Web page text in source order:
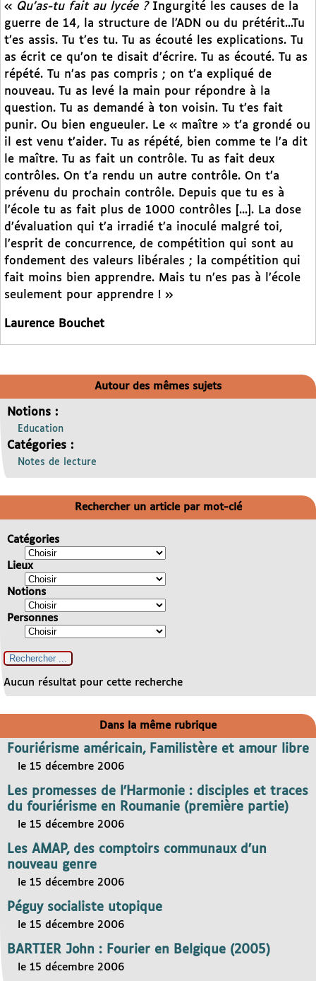
« Qu’as-tu fait au lycée ?Ingurgité les causes de la
guerre de 14, la structure de l’ADN ou du prétérit...Tu
t’es assis. Tu t’es tu. Tu as écouté les explications. Tu
as écrit ce qu’on te disait d’écrire. Tu as écouté. Tu as
répété. Tu n’as pas compris ; on t’a expliqué de
nouveau. Tu as levé la main pour répondre à la
question. Tu as demandé à ton voisin. Tu t’es fait
punir. Ou bien engueuler. Le « maître » t’a grondé ou
il est venu t’aider. Tu as répété, bien comme te l’a dit
le maître. Tu as fait un contrôle. Tu as fait deux
contrôles. On t’a rendu un autre contrôle. On t’a
prévenu du prochain contrôle. Depuis que tu es à
l’école tu as fait plus de 1000 contrôles [...]. La dose
d’évaluation qui t’a irradié t’a inoculé malgré toi,
l’esprit de concurrence, de compétition qui sont au
fondement des valeurs libérales ; la compétition qui
fait moins bien apprendre. Mais tu n’es pas à l’école
seulement pour apprendre ! »
Laurence Bouchet
Autour des mêmes sujets
Notions :
Education
Catégories :
Notes de lecture
Rechercher un article par mot-clé
Catégories
Lieux
Notions
Personnes
Aucun résultat pour cette recherche
Dans la même rubrique
Fouriérisme américain, Familistère et amour libre
le 15 décembre 2006
Les promesses de l’Harmonie : disciples et traces
du fouriérisme en Roumanie (première partie)
le 15 décembre 2006
Les AMAP, des comptoirs communaux d’un
nouveau genre
le 15 décembre 2006
Péguy socialiste utopique
le 15 décembre 2006
BARTIER John : Fourier en Belgique (2005)
le 15 décembre 2006